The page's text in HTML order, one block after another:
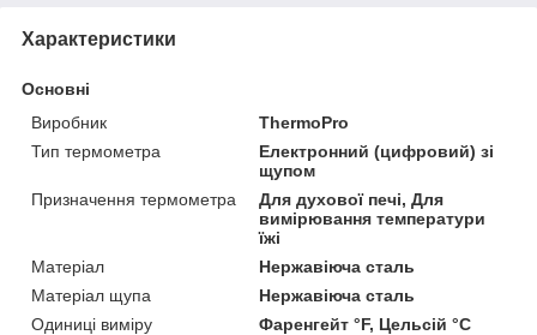
Характеристики
Основні
Виробник
ThermoPro
Тип термометра
Електронний (цифровий) зі
щупом
Призначення термометра
Для духової печі, Для
вимірювання температури
їжі
Матеріал
Нержавіюча сталь
Матеріал щупа
Нержавіюча сталь
Одиниці виміру
Фаренгейт °F, Цельсій °C